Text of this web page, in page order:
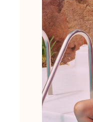
Pañuelos de
Ver todo Pañuelos
Accesorios
Sombrero para
Toallas y
Zapatos